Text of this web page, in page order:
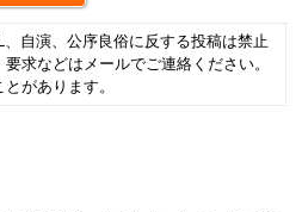
自演、公序良俗に反する投稿は禁止
求などはメールでご連絡ください。
があります。